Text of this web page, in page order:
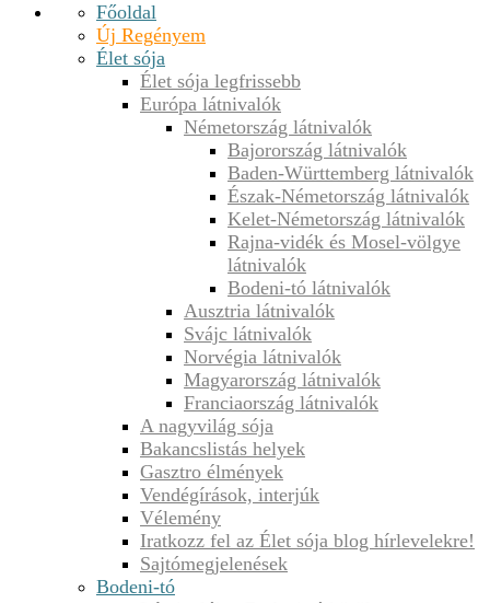
Főoldal
Új Regényem
Élet sója
Élet sója legfrissebb
Európa látnivalók
Németország látnivalók
Bajorország látnivalók
Baden-Württemberg látnivalók
Észak-Németország látnivalók
Kelet-Németország látnivalók
Rajna-vidék és Mosel-völgye
látnivalók
Bodeni-tó látnivalók
Ausztria látnivalók
Svájc látnivalók
Norvégia látnivalók
Magyarország látnivalók
Franciaország látnivalók
A nagyvilág sója
Bakancslistás helyek
Gasztro élmények
Vendégírások, interjúk
Vélemény
Iratkozz fel az Élet sója blog hírlevelekre!
Sajtómegjelenések
Bodeni-tó